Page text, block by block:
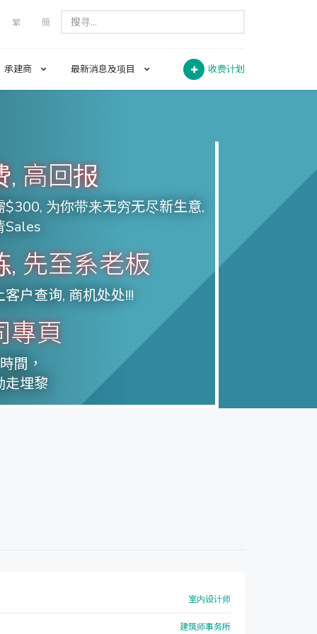
繁 簡
收费计划
承建商 最新消息及项目
, 高回报
$300, 为你带来无穷无尽新生意,
Sales
, 先至系老板
户查询, 商机处处!!!
專頁
間，
走埋黎
室内设计师
建筑师事务所